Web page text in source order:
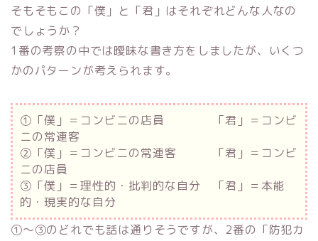
そもそもこの「僕」と「君」はそれぞれどんな人なの
でしょうか？
1番の考察の中では曖昧な書き方をしましたが、いくつ
かのパターンが考えられます。
①「僕」＝コンビニの店員 「君」＝コンビ
ニの常連客
②「僕」＝コンビニの常連客 「君」＝コンビ
ニの店員
③「僕」＝理性的・批判的な自分 「君」＝本能
的・現実的な自分
①～③のどれでも話は通りそうですが、2番の「防犯カ